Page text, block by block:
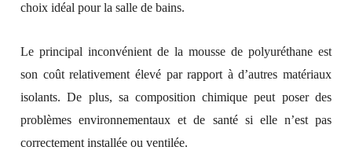
choix idéal pour la salle de bains.
Le principal inconvénient de la mousse de polyuréthane est
son coût relativement élevé par rapport à d’autres matériaux
isolants. De plus, sa composition chimique peut poser des
problèmes environnementaux et de santé si elle n’est pas
correctement installée ou ventilée.